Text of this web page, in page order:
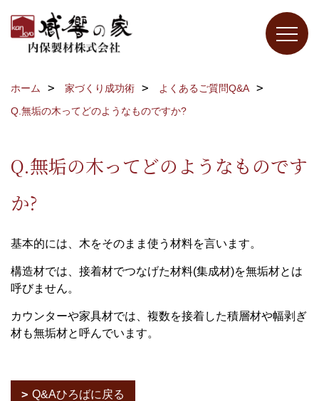
ホーム 家づくり成功術
よくあるご質問Q&A
Q.無垢の木ってどのようなものですか?
Q.無垢の木ってどのようなものです
か?
基本的には、木をそのまま使う材料を言います。
構造材では、接着材でつなげた材料(集成材)を無垢材とは
呼びません。
カウンターや家具材では、複数を接着した積層材や幅剥ぎ
材も無垢材と呼んでいます。
Q&Aひろばに戻る